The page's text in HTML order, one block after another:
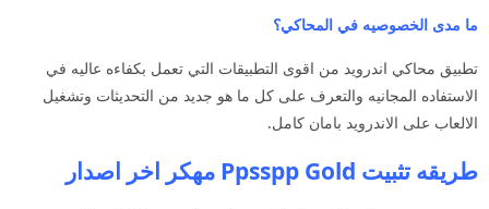
ما مدى الخصوصيه في المحاكي؟
تطبيق محاكي اندرويد من اقوى التطبيقات التي تعمل بكفاءه عاليه في
الاستفاده المجانيه والتعرف على كل ما هو جديد من التحديثات وتشغيل
الالعاب على الاندرويد بامان كامل.
طريقه تثبيت Ppsspp Gold مهكر اخر اصدار